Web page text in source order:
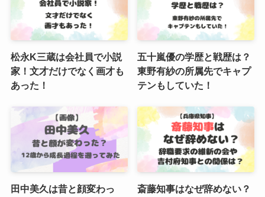
松永K三蔵は会社員で小説
家！文才だけでなく画才も
あった！
五十嵐優の学歴と戦歴は？
東野有紗の所属先でキャプ
テンもしていた！
田中美久は昔と顔変わっ
斎藤知事はなぜ辞めない？